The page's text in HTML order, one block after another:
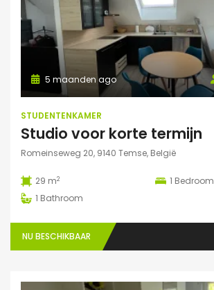
5 maanden ago
STUDENTENKAMER
Studio voor korte termijn
Romeinseweg 20, 9140 Temse, België
29 m2 1 Bedroom
1 Bathroom
NU BESCHIKBAAR